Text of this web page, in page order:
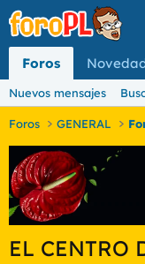
Foros
Nuevos mensajes
Foros GENERAL
EL CENTRO